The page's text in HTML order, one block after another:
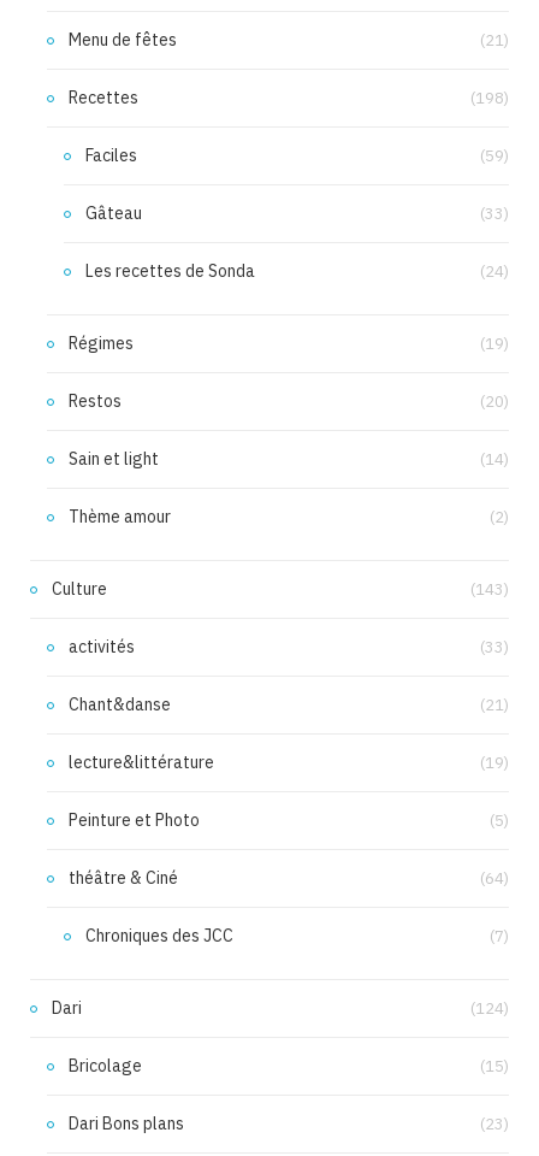
Menu de fêtes (21)
Recettes (198)
Faciles (59)
Gâteau (33)
Les recettes de Sonda (24)
Régimes (19)
Restos (20)
Sain et light (14)
Thème amour (2)
Culture (143)
activités (33)
Chant&danse (21)
lecture&littérature (19)
Peinture et Photo (5)
théâtre & Ciné (64)
Chroniques des JCC (7)
Dari (124)
Bricolage (15)
Dari Bons plans (23)